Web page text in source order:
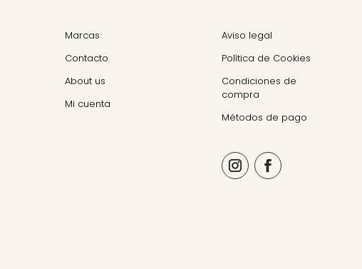
Marcas
Contacto
About us
Mi cuenta
Aviso legal
Política de Cookies
Condiciones de
compra
Métodos de pago